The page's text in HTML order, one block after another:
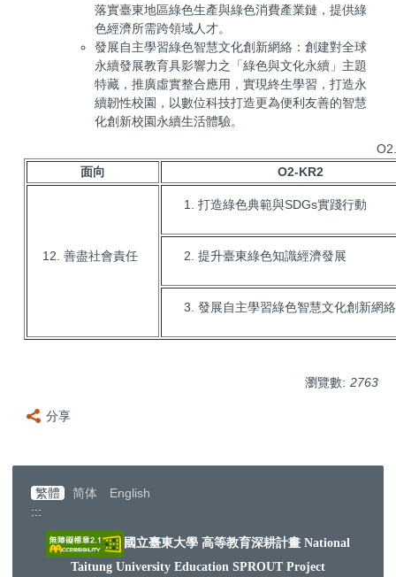
落實臺東地區綠色生產與綠色消費產業鏈，提供綠
色經濟所需跨領域人才。
發展自主學習綠色智慧文化創新網絡：創建對全球
永續發展教育具影響力之「綠色與文化永續」主題
特藏，推廣虛實整合應用，實現終生學習，打造永
續韌性校園，以數位科技打造更為便利友善的智慧
化創新校園永續生活體驗。
面向
O2-KR2
善盡社會責任
打造綠色典範與SDGs實踐行動
提升臺東綠色知識經濟發展
發展自主學習綠色智慧文化創新網絡
瀏覽數: 2763
分享
繁體 简体
English
:::
國立臺東大學 高等教育深耕計畫 National
Taitung University Education SPROUT Project